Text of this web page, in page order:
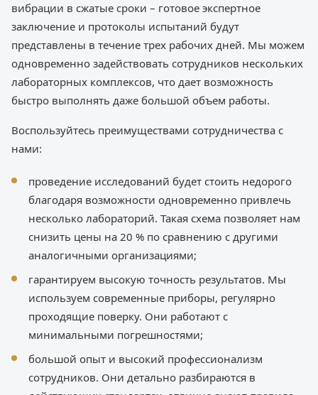
вибрации в сжатые сроки – готовое экспертное
заключение и протоколы испытаний будут
представлены в течение трех рабочих дней. Мы можем
одновременно задействовать сотрудников нескольких
лабораторных комплексов, что дает возможность
быстро выполнять даже большой объем работы.
Воспользуйтесь преимуществами сотрудничества с
нами:
проведение исследований будет стоить недорого
благодаря возможности одновременно привлечь
несколько лабораторий. Такая схема позволяет нам
снизить цены на 20 % по сравнению с другими
аналогичными организациями;
гарантируем высокую точность результатов. Мы
используем современные приборы, регулярно
проходящие поверку. Они работают с
минимальными погрешностями;
большой опыт и высокий профессионализм
сотрудников. Они детально разбираются в